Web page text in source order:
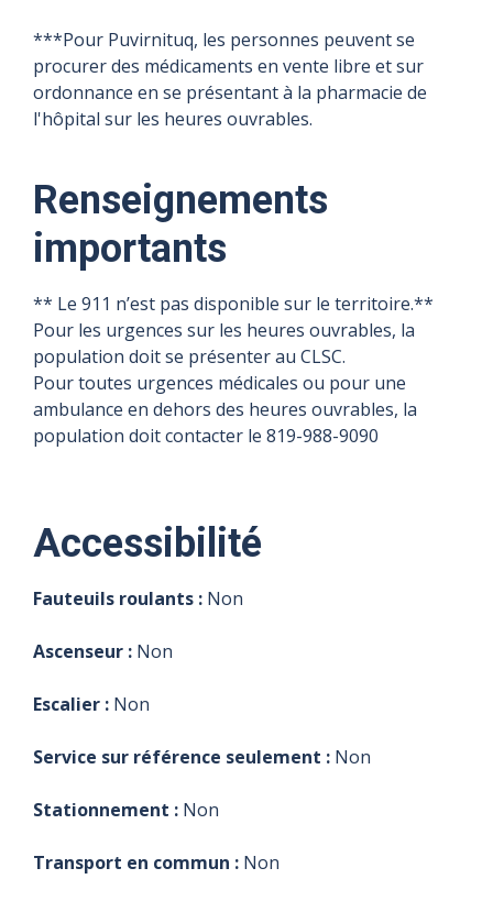
***Pour Puvirnituq, les personnes peuvent se
procurer des médicaments en vente libre et sur
ordonnance en se présentant à la pharmacie de
l'hôpital sur les heures ouvrables.
Renseignements
importants
** Le 911 n’est pas disponible sur le territoire.**
Pour les urgences sur les heures ouvrables, la
population doit se présenter au CLSC.
Pour toutes urgences médicales ou pour une
ambulance en dehors des heures ouvrables, la
population doit contacter le 819-988-9090
Accessibilité
Fauteuils roulants : Non
Ascenseur : Non
Escalier : Non
Service sur référence seulement : Non
Stationnement : Non
Transport en commun : Non